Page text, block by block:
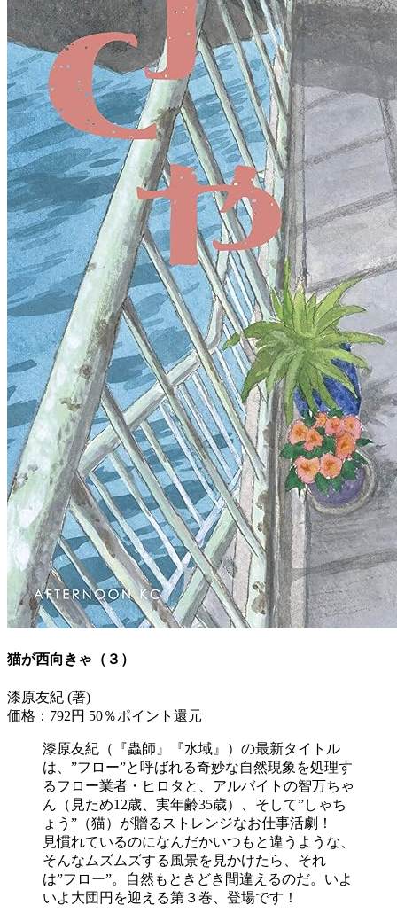
猫が西向きゃ（３）
漆原友紀 (著)
価格：792円 50％ポイント還元
漆原友紀（『蟲師』『水域』）の最新タイトル
は、”フロー”と呼ばれる奇妙な自然現象を処理す
るフロー業者・ヒロタと、アルバイトの智万ちゃ
ん（見ため12歳、実年齢35歳）、そして”しゃち
ょう”（猫）が贈るストレンジなお仕事活劇！
見慣れているのになんだかいつもと違うような、
そんなムズムズする風景を見かけたら、それ
は”フロー”。自然もときどき間違えるのだ。いよ
いよ大団円を迎える第３巻、登場です！